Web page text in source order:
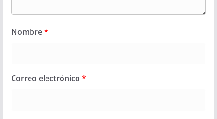
Nombre*
Correo electrónico *